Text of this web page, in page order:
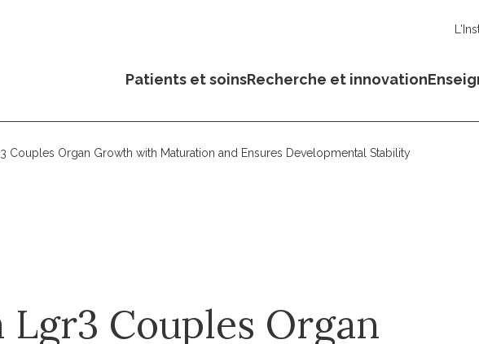
Patients et soinsRecherche et innovation
Couples Organ Growth with Maturation and Ensures Developmental Stability
Couples Organ